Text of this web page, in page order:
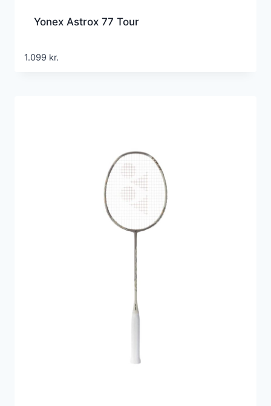
Yonex Astrox 77 Tour
1.099 kr.